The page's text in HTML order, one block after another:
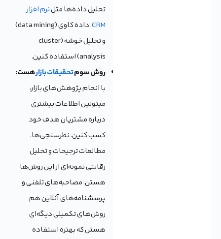
تحلیل داده‌ها مثلنرم افزار
CRM
، داده کاوی (data mining)
و تحلیل خوشه‌ (cluster
analysis) استفاده کنین.
روش سومتحقیقات بازارهست:
با انجام پژوهش‌های بازار،
میتونین اطلاعات بیشتری
درباره مشتریان هدف خود
کسب کنین. نظرسنجی‌ها،
مطالعات ترجیحات و تحلیل
رقابتی نمونه‌ای از این روش‌ها
هستن. مصاحبه‌های تلفنی و
پرسشنامه‌های آنلاین هم
روش‌های تکمیلی دیگه‌ای
هستن که بهتره استفاده